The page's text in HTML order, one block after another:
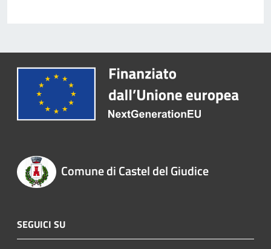
Comune di Castel del Giudice
SEGUICI SU